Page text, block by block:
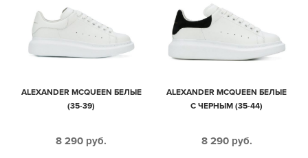
ALEXANDER MCQUEEN БЕЛЫЕ
(35-39)
8 290 руб.
ALEXANDER MCQUEEN БЕЛЫЕ
С ЧЕРНЫМ (35-44)
8 290 руб.